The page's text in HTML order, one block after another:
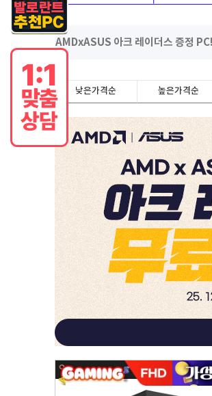
AMDxASUS 아크 레이더스 증정 PC!
낮은가격순 높은가격순